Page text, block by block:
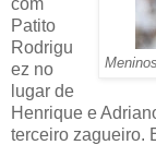
Patito
Rodrigu
ez no
lugar de
Henrique e
terceiro zagueiro.